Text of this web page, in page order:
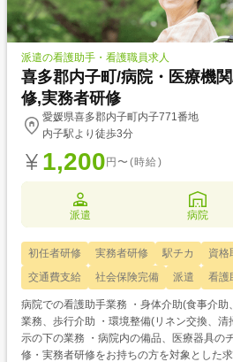
派遣の看護助手・看護職員求人
喜多郡内子町/病院・医療機
修,実務者研修
愛媛県喜多郡内子町内子771番地
内子駅より徒歩3分
1,200 円〜(時給)
派遣 病院
初任者研修 実務者研修 駅チカ 資格
交通費支給
社会保険完備 派遣 看護
病院での看護助手業務 ・身体介助(食事介助、入浴介助、排泄介助) ・移乗
業務、歩行介助 ・環境整備(リネン交換、
示の下の業務 ・病院内の備品、医療器具のチェック 介護職
修・実務者研修をお持ちの方を対象とした求人です！ 次のよ